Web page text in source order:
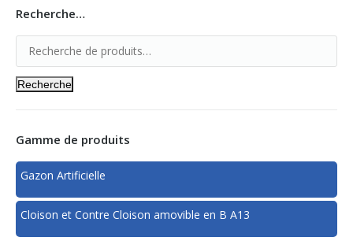
Recherche…
Recherche
Gamme de produits
Gazon Artificielle
Cloison et Contre Cloison amovible en B A13